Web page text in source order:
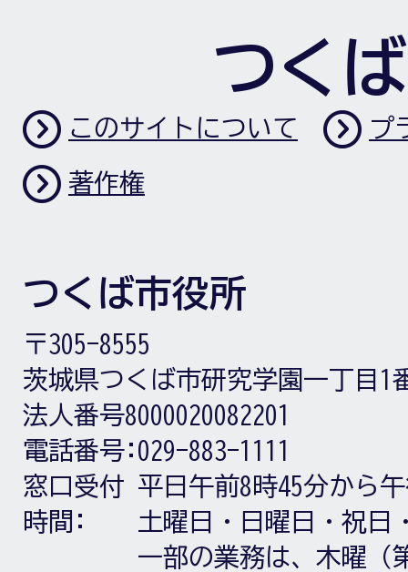
つく
このサイトについて プ
著作権
つくば市役所
〒305-8555
茨城県つくば市研究学園一丁目1
法人番号8000020082201
電話番号: 029-883-1111
窓口受付
時間:
平日午前8時45分から
土曜日・日曜日・祝日
一部の業務は、木曜（